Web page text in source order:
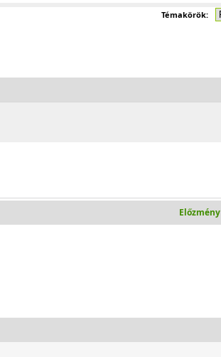
Témakörök:
Előzmény